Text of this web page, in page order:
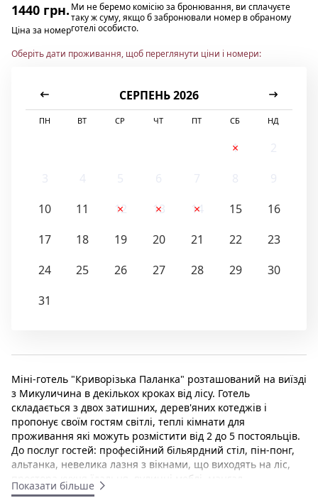
1440 грн.
Ціна за номер
Ми не беремо комісію за бронювання, ви сплачуєте
таку ж суму, якщо б забронювали номер в обраному
готелі особисто.
Оберіть дати проживання, щоб переглянути ціни і номери:
СЕРПЕНЬ 2026
ПН ВТ СР ЧТ ПТ СБ НД
1
10
11 12 13 14 15
16
17
18 19 20 21 22
23
24
25 26 27 28 29
30
31
Міні-готель "Криворізька Паланка" розташований на виїзді
з Микуличина в декількох кроках від лісу. Готель
складається з двох затишних, дерев'яних котеджів і
пропонує своїм гостям світлі, теплі кімнати для
проживання які можуть розмістити від 2 до 5 постояльців.
До послуг гостей: професійний більярдний стіл, пін-понг,
альтанка, невелика лазня з вікнами, що виходять на ліс,
простора кухня-їдальня, вуличні меблі, мангал.
Відпочиваючі можуть готувати самостійно. Неподалік є
Показати більше